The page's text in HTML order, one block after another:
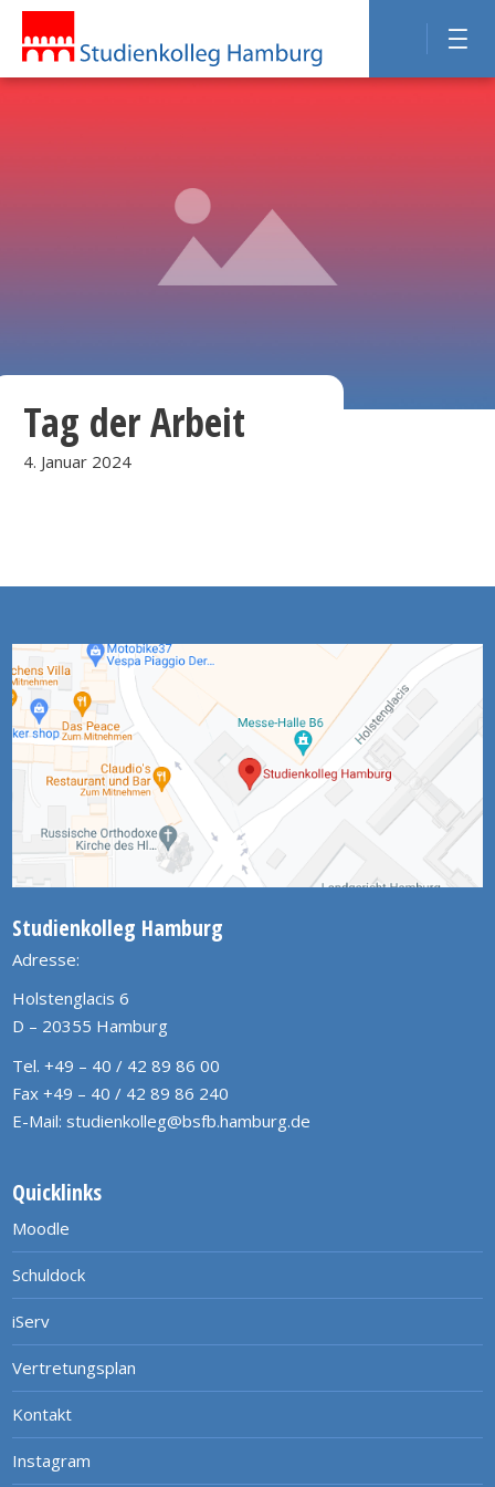
Tag der Arbeit
4. Januar 2024
Studienkolleg Hamburg
Adresse:
Holstenglacis 6
D – 20355 Hamburg
Tel. +49 – 40 / 42 89 86 00
Fax +49 – 40 / 42 89 86 240
E-Mail: studienkolleg@bsfb.hamburg.de
Quicklinks
Moodle
Schuldock
iServ
Vertretungsplan
Kontakt
Instagram